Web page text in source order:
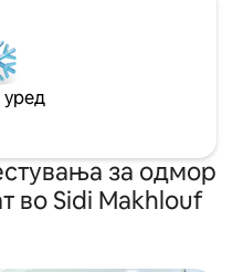
за одмор
во Sidi Makhlouf